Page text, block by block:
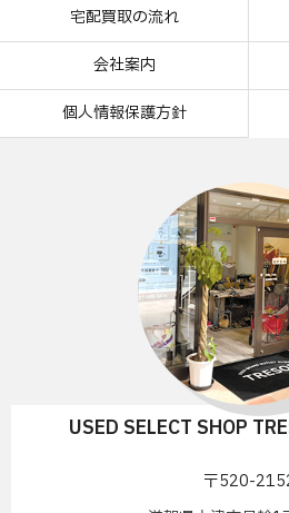
宅配買取の流れ
会社案内
個人情報保護方針
USED SELECT SHOP
〒520-